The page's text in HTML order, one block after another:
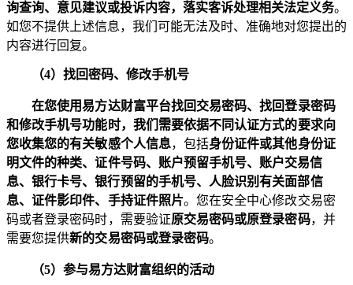
询查询、意见建议或投诉内容，落实客诉处理相关法定义务。
如您不提供上述信息，我们可能无法及时、准确地对您提出的
内容进行回复。
（4）找回密码、修改手机号
在您使用易方达财富平台找回交易密码、找回登录密码
和修改手机号功能时，我们需要依据不同认证方式的要求向
您收集您的有关敏感个人信息，包括身份证件或其他身份证
明文件的种类、证件号码、 账户预留手机号、账户交易信
息、银行卡号、银行预留的手机号、人脸识别有关面部信
息、证件影印件、手持证件照片。您在安全中心修改交易密
码或者登录密码时，需要验证原交易密码或原登录密码，并
需要您提供新的交易密码或登录密码。
（5）参与易方达财富组织的活动